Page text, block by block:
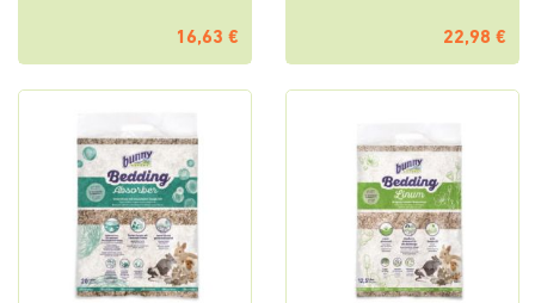
16,63 € 22,98 €